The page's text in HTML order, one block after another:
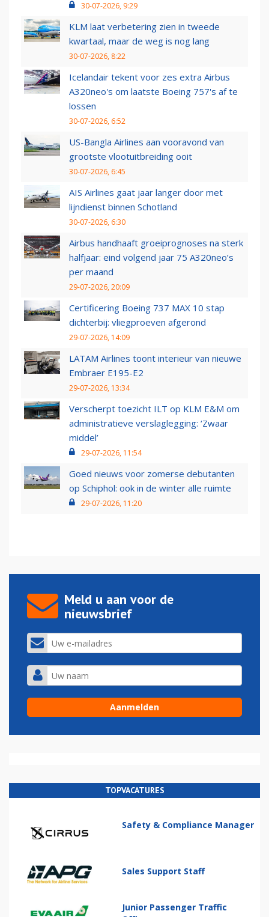
30-07-2026, 9:29
KLM laat verbetering zien in tweede
kwartaal, maar de weg is nog lang
30-07-2026, 8:22
Icelandair tekent voor zes extra Airbus
A320neo's om laatste Boeing 757's af te
lossen
30-07-2026, 6:52
US-Bangla Airlines aan vooravond van
grootste vlootuitbreiding ooit
30-07-2026, 6:45
AIS Airlines gaat jaar langer door met
lijndienst binnen Schotland
30-07-2026, 6:30
Airbus handhaaft groeiprognoses na sterk
halfjaar: eind volgend jaar 75 A320neo’s
per maand
29-07-2026, 20:09
Certificering Boeing 737 MAX 10 stap
dichterbij: vliegproeven afgerond
29-07-2026, 14:09
LATAM Airlines toont interieur van nieuwe
Embraer E195-E2
29-07-2026, 13:34
Verscherpt toezicht ILT op KLM E&M om
administratieve verslaglegging: ‘Zwaar
middel’
29-07-2026, 11:54
Goed nieuws voor zomerse debutanten
op Schiphol: ook in de winter alle ruimte
29-07-2026, 11:20
Meld u aan voor de
nieuwsbrief
TOPVACATURES
Safety & Compliance Manager
Sales Support Staff
Junior Passenger Traffic